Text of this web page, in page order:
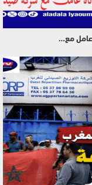
عامل مع…